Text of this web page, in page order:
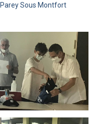
Sous Montfort